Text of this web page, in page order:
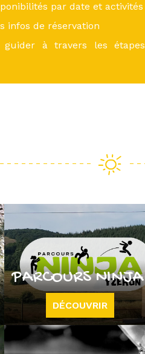
par date et activités
infos de réservation
guider à travers les étapes
PARCOURS NINJA
DÉCOUVRIR